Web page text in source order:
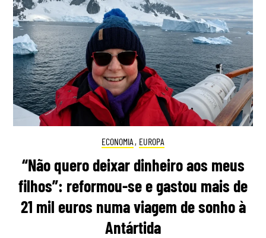
ECONOMIA , EUROPA
“Não quero deixar dinheiro aos meus
filhos”: reformou-se e gastou mais de
21 mil euros numa viagem de sonho à
Antártida